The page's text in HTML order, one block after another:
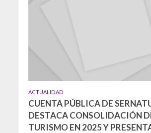
ACTUALIDAD
CUENTA PÚBLICA DE
DESTACA CONSOLIDACIÓN
TURISMO EN 2025 Y